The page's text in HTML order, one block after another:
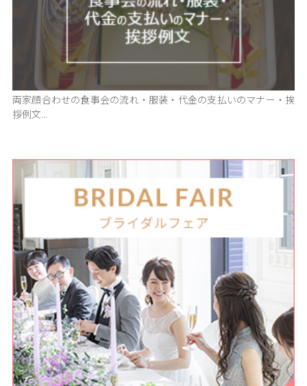
両家顔合わせの食事会の流れ・服装・代金の支払いのマナー・挨
拶例文...